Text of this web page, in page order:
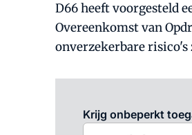
D66 heeft voorgesteld
Overeenkomst van
onverzekerbare risico's
Krijg onbeperkt